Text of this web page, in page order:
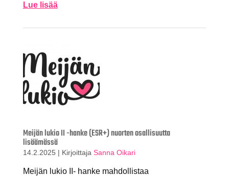
Lue lisää
Meijän lukio II -hanke (ESR+) nuorten osallisuutta
lisäämässä
14.2.2025 | Kirjoittaja Sanna Oikari
Meijän lukio II- hanke mahdollistaa